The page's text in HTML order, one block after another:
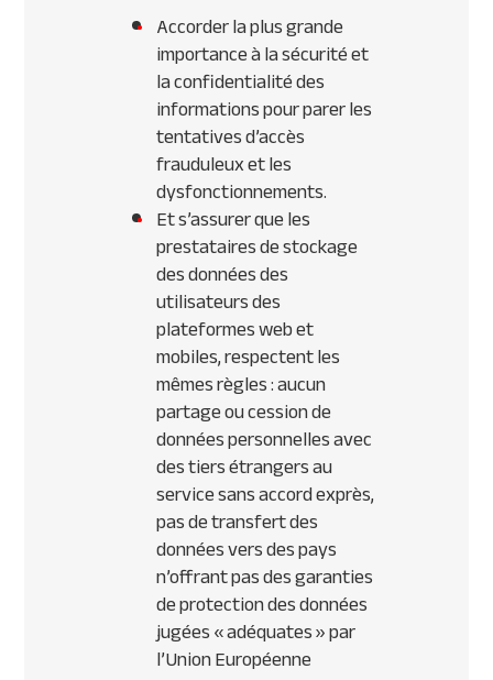
Accorder la plus grande
importance à la sécurité et
la confidentialité des
informations pour parer les
tentatives d’accès
frauduleux et les
dysfonctionnements.
Et s’assurer que les
prestataires de stockage
des données des
utilisateurs des
plateformes web et
mobiles, respectent les
mêmes règles : aucun
partage ou cession de
données personnelles avec
des tiers étrangers au
service sans accord exprès,
pas de transfert des
données vers des pays
n’offrant pas des garanties
de protection des données
jugées « adéquates » par
l’Union Européenne